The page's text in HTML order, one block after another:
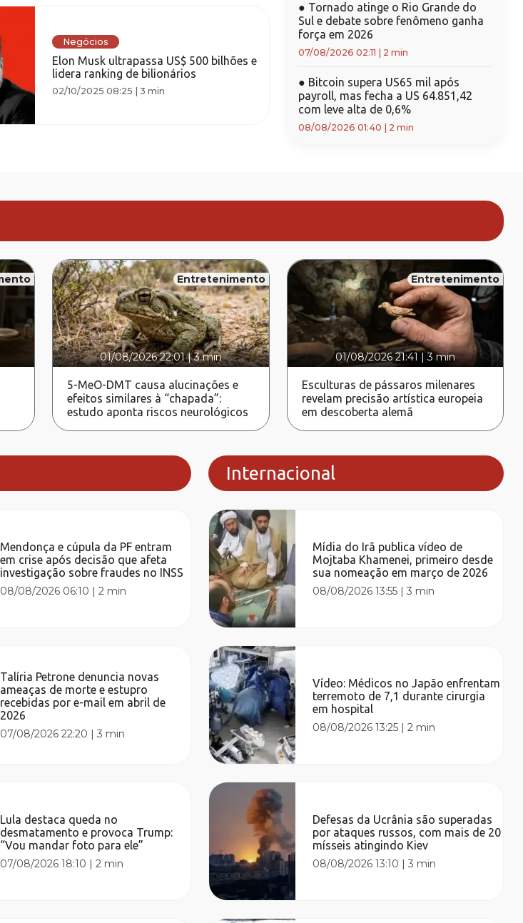
Negócios
Elon Musk ultrapassa US$ 500 bilhões e
lidera ranking de bilionários
02/10/2025 08:25 |3 min
● Tornado atinge o Rio Grande do
Sul e debate sobre fenômeno ganha
força em 2026
07/08/2026 02:11 2 min
● Bitcoin supera US65 mil após
payroll, mas fecha a US 64.851,42
com leve alta de 0,6%
08/08/2026 01:40 2 min
Entretenimento
01/08/2026 22:01|3 min
5-MeO-DMT causa alucinações e
efeitos similares à “chapada”:
estudo aponta riscos neurológicos
Entretenimento
01/08/2026 21:41 |3 min
Esculturas de pássaros milenares
revelam precisão artística europeia
em descoberta alemã
Mendonça e cúpula da PF entram
em crise após decisão que afeta
investigação sobre fraudes no INSS
08/08/2026 06:10 |2 min
Talíria Petrone denuncia novas
ameaças de morte e estupro
recebidas por e-mail em abril de
2026
07/08/2026 22:20 |3 min
Lula destaca queda no
desmatamento e provoca Trump:
“Vou mandar foto para ele”
07/08/2026 18:10 |2 min
Internacional
Mídia do Irã publica vídeo de
Mojtaba Khamenei, primeiro desde
sua nomeação em março de 2026
08/08/2026 13:55 |3 min
Vídeo: Médicos no Japão enfrentam
terremoto de 7,1 durante cirurgia
em hospital
08/08/2026 13:25 |2 min
Defesas da Ucrânia são superadas
por ataques russos, com mais de 20
mísseis atingindo Kiev
08/08/2026 13:10 |3 min